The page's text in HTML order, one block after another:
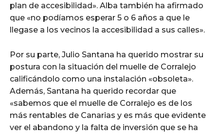
plan de accesibilidad». Alba también ha afirmado
que «no podíamos esperar 5 o 6 años a que le
llegase a los vecinos la accesibilidad a sus calles».
Por su parte, Julio Santana ha querido mostrar su
postura con la situación del muelle de Corralejo
calificándolo como una instalación «obsoleta».
Además, Santana ha querido recordar que
«sabemos que el muelle de Corralejo es de los
más rentables de Canarias y es más que evidente
ver el abandono y la falta de inversión que se ha